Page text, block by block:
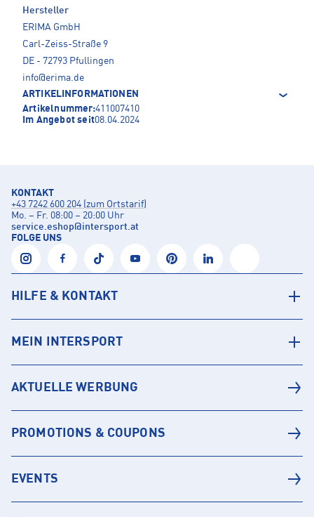
Hersteller
ERIMA GmbH
Carl-Zeiss-Straße 9
DE - 72793 Pfullingen
info@erima.de
ARTIKELINFORMATIONEN
Artikelnummer:411007410
Im Angebot seit08.04.2024
KONTAKT
+43 7242 600 204 (zum Ortstarif)
Mo. – Fr. 08:00 – 20:00 Uhr
service.eshop@intersport.at
FOLGE UNS
HILFE & KONTAKT
MEIN INTERSPORT
AKTUELLE WERBUNG
PROMOTIONS & COUPONS
EVENTS